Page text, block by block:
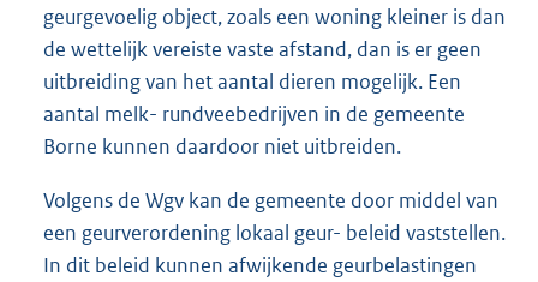
geurgevoelig object, zoals een woning kleiner is dan
de wettelijk vereiste vaste afstand, dan is er geen
uitbreiding van het aantal dieren mogelijk. Een
aantal melk- rundveebedrijven in de gemeente
Borne kunnen daardoor niet uitbreiden.
Volgens de Wgv kan de gemeente door middel van
een geurverordening lokaal geur- beleid vaststellen.
In dit beleid kunnen afwijkende geurbelastingen